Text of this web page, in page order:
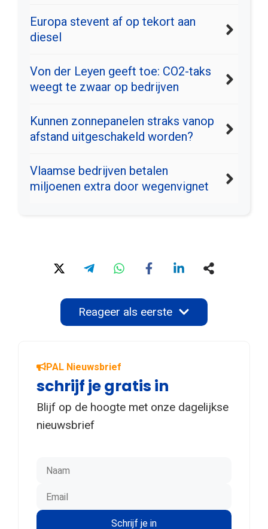
Europa stevent af op tekort aan
diesel
Von der Leyen geeft toe: CO2-taks
weegt te zwaar op bedrijven
Kunnen zonnepanelen straks vanop
afstand uitgeschakeld worden?
Vlaamse bedrijven betalen
miljoenen extra door wegenvignet
Reageer als eerste
PAL Nieuwsbrief
schrijf je gratis in
Blijf op de hoogte met onze dagelijkse
nieuwsbrief